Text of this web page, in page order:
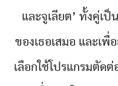
และจูเลียต’ ทั้งคู่เป็
ของเธอเสมอ และเพื่
เลือกใช้โปรแกรมตัด